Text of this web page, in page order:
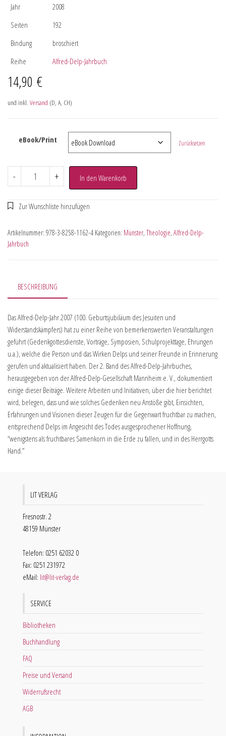
Jahr
2008
Seiten
192
Bindung
broschiert
Reihe
Alfred-Delp-Jahrbuch
14,90 €
und inkl. Versand (D, A, CH)
eBook/Print Zurücksetzen
- + In den Warenkorb
Artikelnummer: 978-3-8258-1162-4 Kategorien: Münster, Theologie, Alfred-Delp-
Jahrbuch
BESCHREIBUNG
Das Alfred-Delp-Jahr 2007 (100. Geburtsjubiläum des Jesuiten und
Widerstandskämpfers) hat zu einer Reihe von bemerkenswerten Veranstaltungen
geführt (Gedenkgottesdienste, Vorträge, Symposien, Schulprojekttage, Ehrungen
u.a.), welche die Person und das Wirken Delps und seiner Freunde in Erinnerung
gerufen und aktualisiert haben. Der 2. Band des Alfred-Delp-Jahrbuches,
herausgegeben von der Alfred-Delp-Gesellschaft Mannheim e. V., dokumentiert
einige dieser Beiträge. Weitere Arbeiten und Initiativen, über die hier berichtet
wird, belegen, dass und wie solches Gedenken neu Anstöße gibt, Einsichten,
Erfahrungen und Visionen dieser Zeugen für die Gegenwart fruchtbar zu machen,
entsprechend Delps im Angesicht des Todes ausgesprochener Hoffnung,
“wenigstens als fruchtbares Samenkorn in die Erde zu fallen, und in des Herrgotts
Hand.”
LIT VERLAG
Fresnostr. 2
48159 Münster
Telefon: 0251 62032 0
Fax: 0251 231972
eMail: lit@lit-verlag.de
SERVICE
Bibliotheken
Buchhandlung
FAQ
Preise und Versand
Widerrufsrecht
AGB